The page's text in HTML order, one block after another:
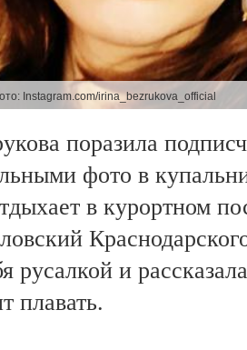
Instagram.com/irina_bezrukova_official
поразила
фото в
в курортном
русалкой и
плавать.